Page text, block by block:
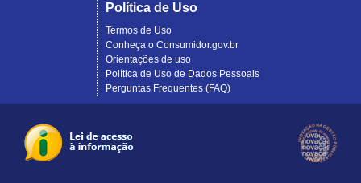
Política de Uso
Termos de Uso
Conheça o Consumidor.gov.br
Orientações de uso
Política de Uso de Dados Pessoais
Perguntas Frequentes (FAQ)